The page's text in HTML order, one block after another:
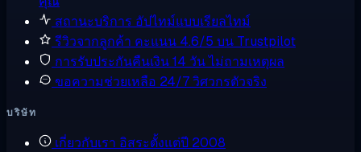
สถานะบริการ อัปไทม์แบบเรียลไทม์
รีวิวจากลูกค้า คะแนน 4.6/5 บน Trustpilot
การรับประกันคืนเงิน14 วัน ไม่ถามเหตุผล
ขอความช่วยเหลือ 24/7 วิศวกรตัวจริง
บริษัท
เกี่ยวกับเรา อิสระตั้งแต่ปี 2008